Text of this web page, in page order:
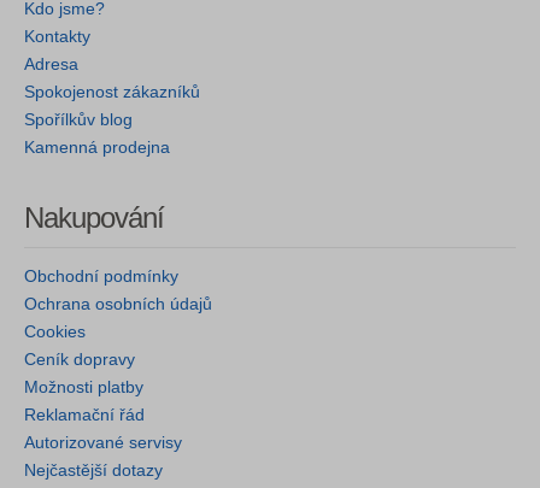
Kdo jsme?
Kontakty
Adresa
Spokojenost zákazníků
Spořílkův blog
Kamenná prodejna
Nakupování
Obchodní podmínky
Ochrana osobních údajů
Cookies
Ceník dopravy
Možnosti platby
Reklamační řád
Autorizované servisy
Nejčastější dotazy